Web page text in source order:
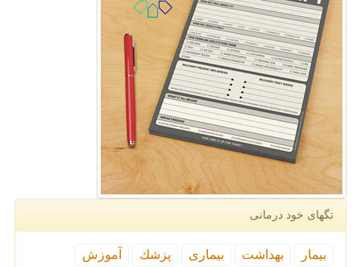
تگهای خود درمانی
بیمار بهداشت بیماری پزشك
آموزش